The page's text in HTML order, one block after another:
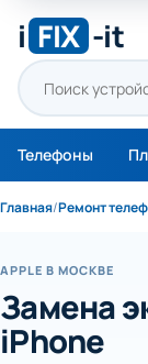
i FIX -it
Телефоны
Главная/Ремонт
APPLE В МОСКВЕ
Замена
iPhone